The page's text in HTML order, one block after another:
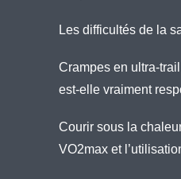
Les difficultés de la
Crampes en ultra-
est-elle vraiment
Courir sous la
VO2max et